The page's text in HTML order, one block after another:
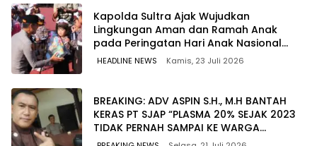
Kapolda Sultra Ajak Wujudkan
Lingkungan Aman dan Ramah Anak
pada Peringatan Hari Anak Nasional
2026
HEADLINE NEWS Kamis, 23 Juli 2026
BREAKING: ADV ASPIN S.H., M.H BANTAH
KERAS PT SJAP “PLASMA 20% SEJAK 2023
TIDAK PERNAH SAMPAI KE WARGA
WAWOONE!